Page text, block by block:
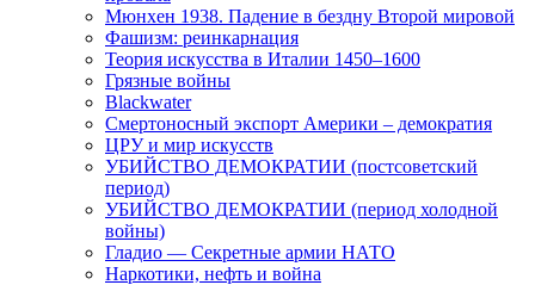
Мюнхен 1938. Падение в бездну Второй мировой
Фашизм: реинкарнация
Теория искусства в Италии 1450–1600
Грязные войны
Blackwater
Смертоносный экспорт Америки – демократия
ЦРУ и мир искусств
УБИЙСТВО ДЕМОКРАТИИ (постсоветский
период)
УБИЙСТВО ДЕМОКРАТИИ (период холодной
войны)
Гладио — Секретные армии НАТО
Наркотики, нефть и война